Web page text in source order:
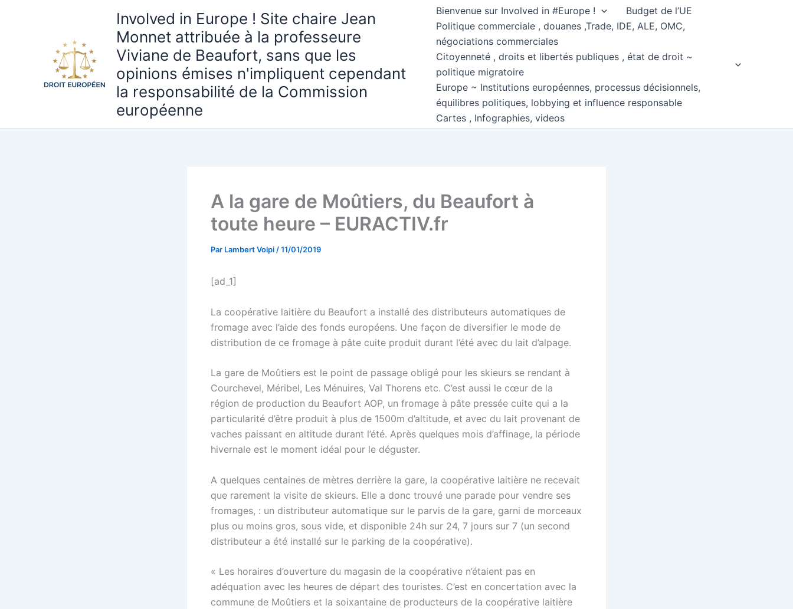
Involved in Europe ! Site chaire Jean
Monnet attribuée à la professeure
Viviane de Beaufort, sans que les
opinions émises n'impliquent cependant
la responsabilité de la Commission
européenne
Bienvenue sur Involved in #Europe !
Budget de l’UE
Politique commerciale , douanes ,Trade, IDE, ALE, OMC,
négociations commerciales
Citoyenneté , droits et libertés publiques , état de droit ~
politique migratoire
Europe ~ Institutions européennes, processus décisionnels,
équilibres politiques, lobbying et influence responsable
Cartes , Infographies, videos
A la gare de Moûtiers, du Beaufort à
toute heure – EURACTIV.fr
Par Lambert Volpi /11/01/2019
[ad_1]
La coopérative laitière du Beaufort a installé des distributeurs automatiques de
fromage avec l’aide des fonds européens. Une façon de diversifier le mode de
distribution de ce fromage à pâte cuite produit durant l’été avec du lait d’alpage.
La gare de Moûtiers est le point de passage obligé pour les skieurs se rendant à
Courchevel, Méribel, Les Ménuires, Val Thorens etc. C’est aussi le cœur de la
région de production du Beaufort AOP, un fromage à pâte pressée cuite qui a la
particularité d’être produit à plus de 1500m d’altitude, et avec du lait provenant de
vaches paissant en altitude durant l’été. Après quelques mois d’affinage, la période
hivernale est le moment idéal pour le déguster.
A quelques centaines de mètres derrière la gare, la coopérative laitière ne recevait
que rarement la visite de skieurs. Elle a donc trouvé une parade pour vendre ses
fromages, : un distributeur automatique sur le parvis de la gare, garni de morceaux
plus ou moins gros, sous vide, et disponible 24h sur 24, 7 jours sur 7 (un second
distributeur a été installé sur le parking de la coopérative).
« Les horaires d’ouverture du magasin de la coopérative n’étaient pas en
adéquation avec les heures de départ des touristes. C’est en concertation avec la
commune de Moûtiers et la soixantaine de producteurs de la coopérative laitière